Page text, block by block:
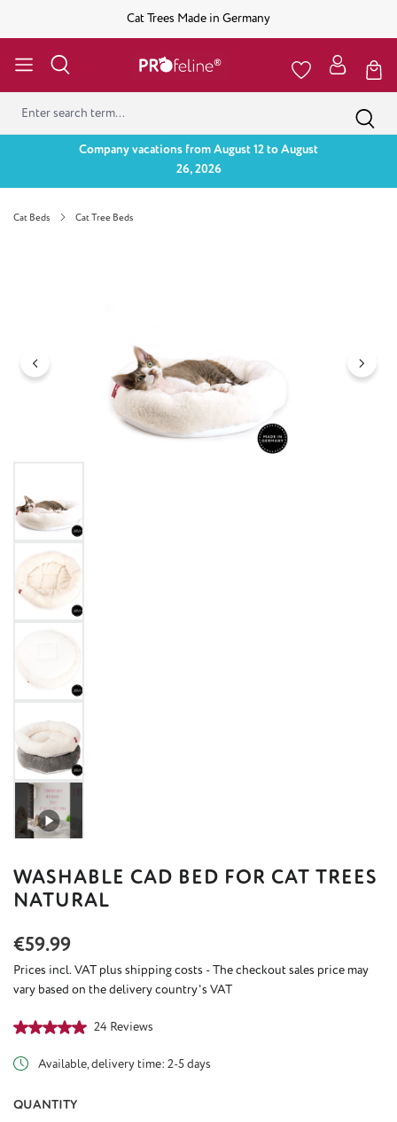
Cat Trees Made in Germany
Company vacations from August 12 to August
26, 2026
Cat Beds Cat Tree Beds
WASHABLE CAD BED FOR CAT TREES
NATURAL
Regular price:
€59.99
Prices incl. VAT plus shipping costs - The checkout sales price may
vary based on the delivery country's VAT
Average rating of 5 out of 5 stars
24 Reviews
Available, delivery time: 2-5 days
QUANTITY